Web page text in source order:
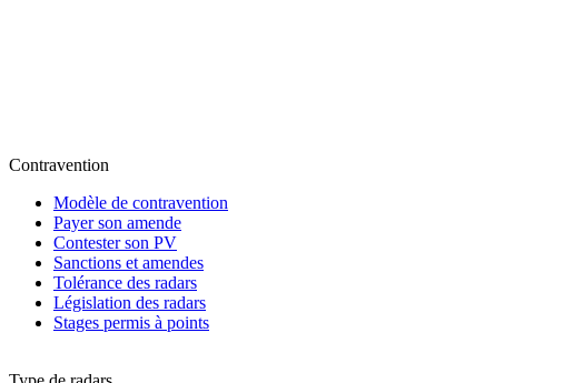
Contravention
Modèle de contravention
Payer son amende
Contester son PV
Sanctions et amendes
Tolérance des radars
Législation des radars
Stages permis à points